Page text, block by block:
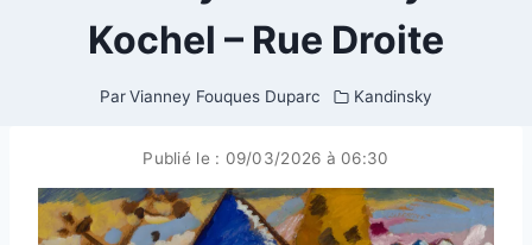
Kochel – Rue Droite
Par Vianney Fouques Duparc Kandinsky
Publié le : 09/03/2026 à 06:30